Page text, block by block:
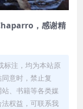
，感谢精
标注，均为本站原
意时，禁止复
、书籍等各类媒
权益，可联系我